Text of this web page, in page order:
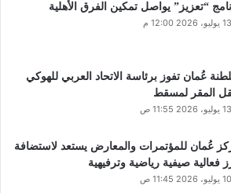
“تعزيز” يواصل تمكين الفرق الأهلية
13 يوليو، 2026 12:00 م
عُمان تفوز برئاسة الاتحاد العربي للهوكي
المقر لمسقط
13 يوليو، 2026 11:55 ص
عُمان للمؤتمرات والمعارض يستعد لاستضافة
فعالية صيفية رياضية وترفيهية
10 يوليو، 2026 11:45 ص